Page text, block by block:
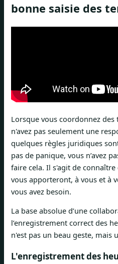
bonne saisie des
Lorsque vous coordonnez
n'avez pas seulement une
quelques règles juridiques
pas de panique, vous n’avez
faire cela. Il s'agit de
vous apporteront, à vous et à
vous avez besoin.
La base absolue d’une
l’enregistrement correct des
n'est pas un beau geste, mais
L'enregistrement des